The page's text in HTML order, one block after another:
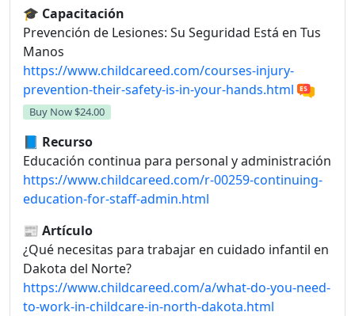
🎓 Capacitación
Prevención de Lesiones: Su Seguridad Está en Tus
Manos
https://www.childcareed.com/courses-injury-
prevention-their-safety-is-in-your-hands.html
Buy Now $24.00
📘 Recurso
Educación continua para personal y administración
https://www.childcareed.com/r-00259-continuing-
education-for-staff-admin.html
📰 Artículo
¿Qué necesitas para trabajar en cuidado infantil en
Dakota del Norte?
https://www.childcareed.com/a/what-do-you-need-
to-work-in-childcare-in-north-dakota.html